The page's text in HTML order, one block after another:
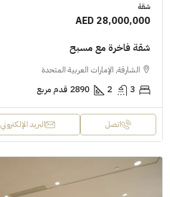
شقة
AED 28,000,000
شقة فاخرة مع مسبح
الشارقة, الإمارات العربية المتحدة
3
2
2890 قدم مربع
اتصل البريد الإلكتروني